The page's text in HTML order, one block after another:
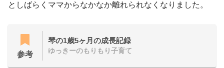
としばらくママからなかなか離れられなくなりました。
参考
琴の1歳5ヶ月の成長記録
ゆっきーのもりもり子育て